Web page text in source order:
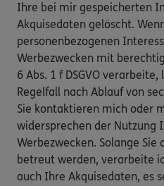
Ihre bei mir gespeicherten
Akquisedaten gelöscht.
personenbezogenen
Werbezwecken mit
6 Abs. 1 f DSGVO
Regelfall nach Ablauf von
Sie kontaktieren mich oder
widersprechen der Nutzung
Werbezwecken. Solange
betreut werden, verarbeite
auch Ihre Akquisedaten, es